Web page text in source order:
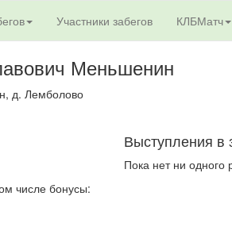
Участники забегов КЛБМатч
Меньшенин
д. Лемболово
числе бонусы:
Выступления
Пока нет ни одного